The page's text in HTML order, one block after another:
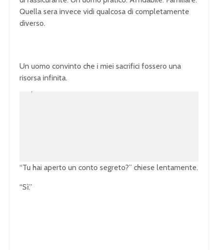
Quella sera invece vidi qualcosa di completamente
diverso.
Un uomo convinto che i miei sacrifici fossero una
risorsa infinita.
“Tu hai aperto un conto segreto?” chiese lentamente.
“Sì.”